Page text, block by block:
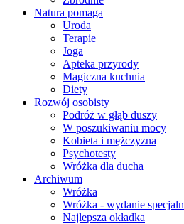
Natura pomaga
Uroda
Terapie
Joga
Apteka przyrody
Magiczna kuchnia
Diety
Rozwój osobisty
Podróż w głąb duszy
W poszukiwaniu mocy
Kobieta i mężczyzna
Psychotesty
Wróżka dla ducha
Archiwum
Wróżka
Wróżka - wydanie
Najlepsza okładka